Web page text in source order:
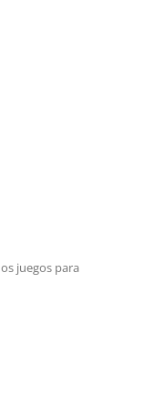
juegos para